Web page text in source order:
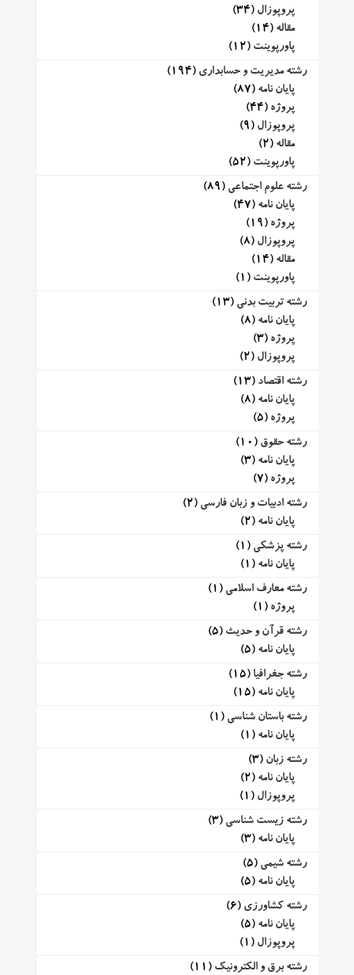
پروپوزال (34)
مقاله (14)
پاورپوینت (12)
رشته مدیریت و حسابداری (194)
پایان نامه (87)
پروژه (44)
پروپوزال (9)
مقاله (2)
پاورپوینت (52)
رشته علوم اجتماعی (89)
پایان نامه (47)
پروژه (19)
پروپوزال (8)
مقاله (14)
پاورپوینت (1)
رشته تربیت بدنی (13)
پایان نامه (8)
پروژه (3)
پروپوزال (2)
رشته اقتصاد (13)
پایان نامه (8)
پروژه (5)
رشته حقوق (10)
پایان نامه (3)
پروژه (7)
رشته ادبیات و زبان فارسی (2)
پایان نامه (2)
رشته پزشکی (1)
پایان نامه (1)
رشته معارف اسلامی (1)
پروژه (1)
رشته قرآن و حدیث (5)
پایان نامه (5)
رشته جغرافیا (15)
پایان نامه (15)
رشته باستان شناسی (1)
پایان نامه (1)
رشته زبان (3)
پایان نامه (2)
پروپوزال (1)
رشته زیست شناسی (3)
پایان نامه (3)
رشته شیمی (5)
پایان نامه (5)
رشته کشاورزی (6)
پایان نامه (5)
پروپوزال (1)
رشته برق و الکترونیک (11)